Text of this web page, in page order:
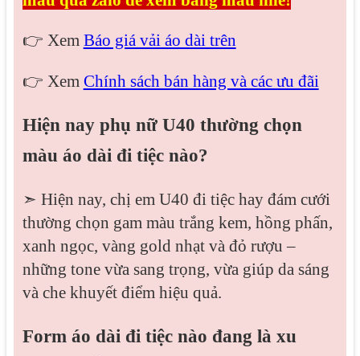
👉 Xem Báo giá vải áo dài trên
👉 Xem Chính sách bán hàng và các ưu đãi
Hiện nay phụ nữ U40 thường chọn
màu áo dài đi tiệc nào?
➣ Hiện nay, chị em U40 đi tiệc hay đám cưới
thường chọn gam màu trắng kem, hồng phấn,
xanh ngọc, vàng gold nhạt và đỏ rượu –
những tone vừa sang trọng, vừa giúp da sáng
và che khuyết điểm hiệu quả.
Form áo dài đi tiệc nào đang là xu